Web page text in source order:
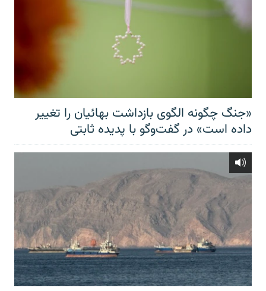
«جنگ چگونه الگوی بازداشت بهائیان را تغییر
داده است» در گفت‌وگو با پدیده ثابتی